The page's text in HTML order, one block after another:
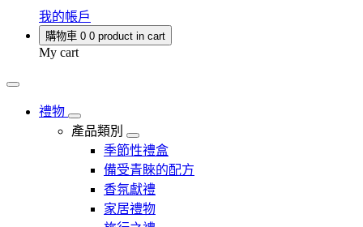
我的帳戶
購物車 0 0 product in cart
My cart
禮物
產品類別
季節性禮盒
備受青睞的配方
香氛獻禮
家居禮物